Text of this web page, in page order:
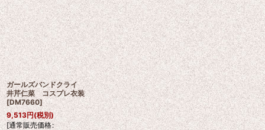
ガールズバンドクライ
井芹仁菜 コスプレ衣装
[DM7660]
9,513円(税別)
[通常販売価格: